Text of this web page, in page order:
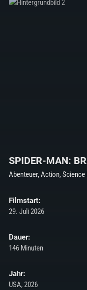
SPIDER-MAN:
Abenteuer, Action,
Filmstart:
29. Juli 2026
Dauer:
146 Minuten
Jahr:
USA, 2026